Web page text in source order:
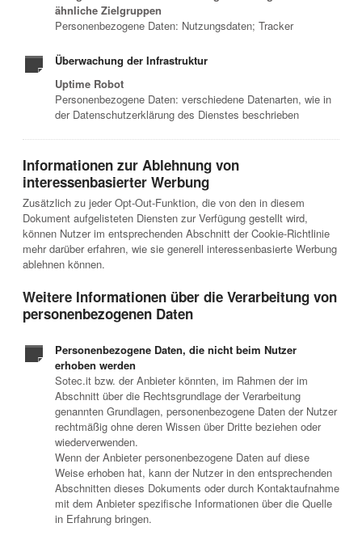
ähnliche Zielgruppen
Personenbezogene Daten: Nutzungsdaten; Tracker
Überwachung der Infrastruktur
Uptime Robot
Personenbezogene Daten: verschiedene Datenarten, wie in
der Datenschutzerklärung des Dienstes beschrieben
Informationen zur Ablehnung von
interessenbasierter Werbung
Zusätzlich zu jeder Opt-Out-Funktion, die von den in diesem
Dokument aufgelisteten Diensten zur Verfügung gestellt wird,
können Nutzer im entsprechenden Abschnitt der Cookie-Richtlinie
mehr darüber erfahren, wie sie generell interessenbasierte Werbung
ablehnen können.
Weitere Informationen über die Verarbeitung von
personenbezogenen Daten
Personenbezogene Daten, die nicht beim Nutzer
erhoben werden
Sotec.it bzw. der Anbieter könnten, im Rahmen der im
Abschnitt über die Rechtsgrundlage der Verarbeitung
genannten Grundlagen, personenbezogene Daten der Nutzer
rechtmäßig ohne deren Wissen über Dritte beziehen oder
wiederverwenden.
Wenn der Anbieter personenbezogene Daten auf diese
Weise erhoben hat, kann der Nutzer in den entsprechenden
Abschnitten dieses Dokuments oder durch Kontaktaufnahme
mit dem Anbieter spezifische Informationen über die Quelle
in Erfahrung bringen.